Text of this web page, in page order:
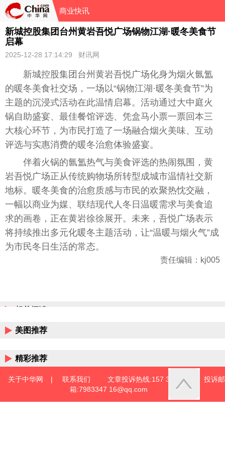
商业快讯
新城控股集团台州黄岩吾悦广场锅物江湖·暖冬美食节
启幕
2025-12-28 17:14:29 财讯网
新城控股集团台州黄岩吾悦广场化身为烟火氤氲
的暖冬美食社交场，一场以“锅物江湖·暖冬美食节”为
主题的沉浸式活动在此温情启幕。活动通过大中庭火
锅自助盛宴、最佳餐馆评选、凭盒马小票一票回本三
大核心环节，为市民打造了一场融合烟火美味、互动
评选与实惠消费的暖冬治愈体验盛宴。
伴着火锅的氤氲热气与美食评选的热闹氛围，黄
岩吾悦广场正从传统购物场所转型成城市温情社交新
地标。暖冬美食的治愈质感与市民的欢聚热忱交融，
一幅以商业为媒、联结现代人冬日温暖需求与美食追
求的画卷，正在黄岩徐徐展开。未来，吾悦广场表示
将持续推出多元化暖冬主题活动，让“温暖与烟火气”成
为市民冬日生活的常态。
责任编辑：kj005
相关阅读
美图推荐
精彩推荐
关于中华网 | 联系我们
文章投诉热线:157 3889 8464 投诉邮
箱:7983347 16@qq.com